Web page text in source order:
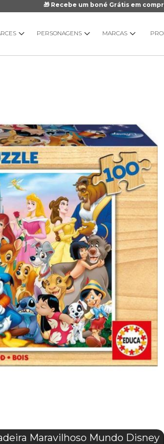
🎁 Recebe um boné Grátis em
PERSONAGENS MARCAS
de
Maravilhoso Mundo Disney